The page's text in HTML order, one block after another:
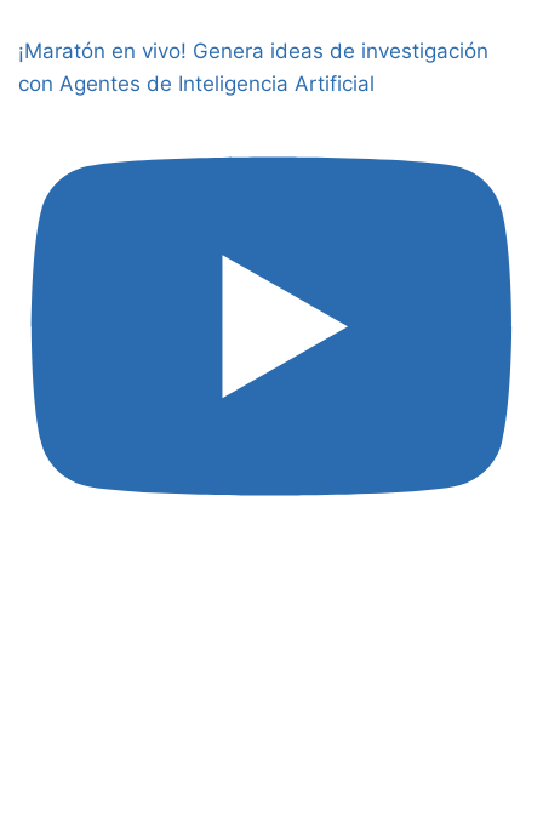
¡Maratón en vivo! Genera ideas de investigación
con Agentes de Inteligencia Artificial